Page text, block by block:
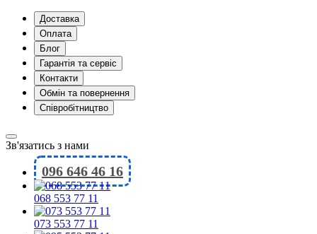
Доставка
Оплата
Блог
Гарантія та сервіс
Контакти
Обмін та повернення
Співробітництво
Зв'язатись з нами
096 646 46 16
068 553 77 11
073 553 77 11